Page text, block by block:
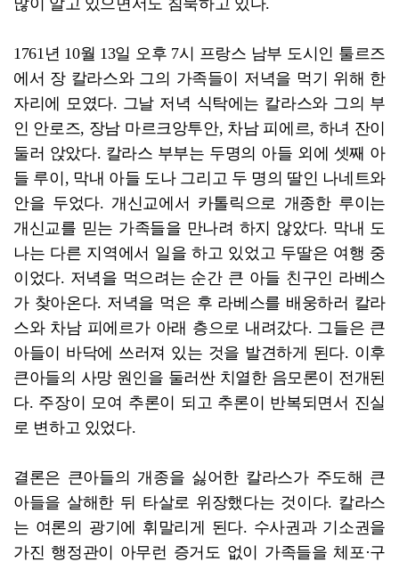
1761년 10월 13일 오후 7시 프랑스 남부 도시인 툴르즈
에서 장 칼라스와 그의 가족들이 저녁을 먹기 위해 한
자리에 모였다. 그날 저녁 식탁에는 칼라스와 그의 부
인 안로즈, 장남 마르크앙투안, 차남 피에르, 하녀 잔이
둘러 앉았다. 칼라스 부부는 두명의 아들 외에 셋째 아
들 루이, 막내 아들 도나 그리고 두 명의 딸인 나네트와
안을 두었다. 개신교에서 카톨릭으로 개종한 루이는
개신교를 믿는 가족들을 만나려 하지 않았다. 막내 도
나는 다른 지역에서 일을 하고 있었고 두딸은 여행 중
이었다. 저녁을 먹으려는 순간 큰 아들 친구인 라베스
가 찾아온다. 저녁을 먹은 후 라베스를 배웅하러 칼라
스와 차남 피에르가 아래 층으로 내려갔다. 그들은 큰
아들이 바닥에 쓰러져 있는 것을 발견하게 된다. 이후
큰아들의 사망 원인을 둘러싼 치열한 음모론이 전개된
다. 주장이 모여 추론이 되고 추론이 반복되면서 진실
로 변하고 있었다.
결론은 큰아들의 개종을 싫어한 칼라스가 주도해 큰
아들을 살해한 뒤 타살로 위장했다는 것이다. 칼라스
는 여론의 광기에 휘말리게 된다. 수사권과 기소권을
가진 행정관이 아무런 증거도 없이 가족들을 체포·구